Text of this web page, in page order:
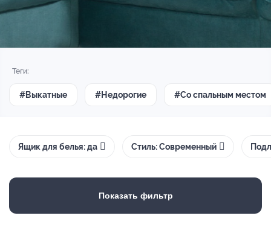
Теги:
#Выкатные #Недорогие #Со спальным местом
Ящик для белья: да Стиль: Современный
Показать фильтр